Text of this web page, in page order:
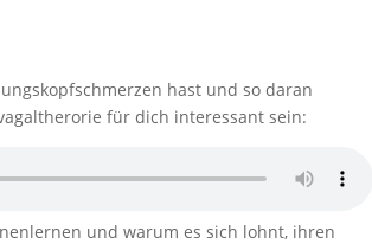
hast und so daran
für dich interessant sein:
und warum es sich lohnt, ihren